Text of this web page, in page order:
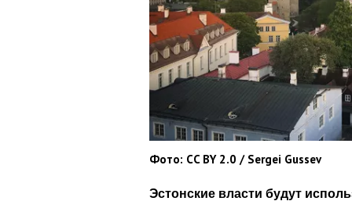
Фото: CC BY 2.0 / Sergei Gussev
Эстонские власти будут